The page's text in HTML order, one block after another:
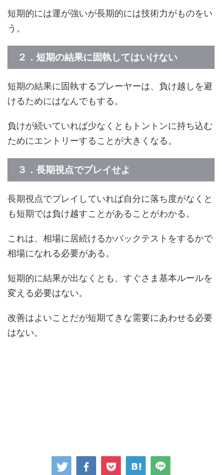
短期的には運が強いが長期的には技術力がものをい
う。
２．短期の結果に固執してはいけない
短期の結果に固執するプレーヤーは、負け越しを避
けるためにはなんでもする。
負けが続いていれば少なくともトントンに持ち込む
ためにエントリーすることが大きくなる。
３．長期視点でプレイせよ
長期視点でプレイしていれば自分に落ち度がなくと
も短期では負け越すことがあることがわかる。
これは、相場に居続けるかバックテストをするかで
相場になれる必要がある。
短期的に結果が出なくとも、すぐさま基本ルールを
変える必要はない。
改善はよいことだが短期てきな需要にあわせる必要
はない。